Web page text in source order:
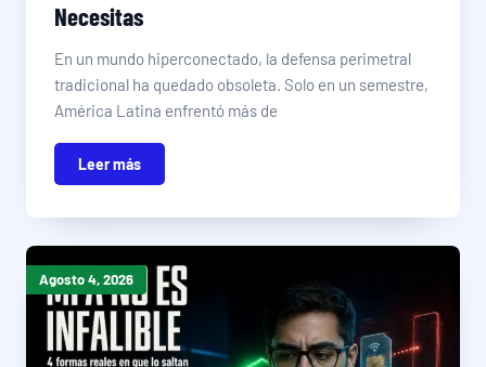
Necesitas
En un mundo hiperconectado, la defensa perimetral
tradicional ha quedado obsoleta. Solo en un semestre,
América Latina enfrentó más de
Leer más
Agosto 4, 2026